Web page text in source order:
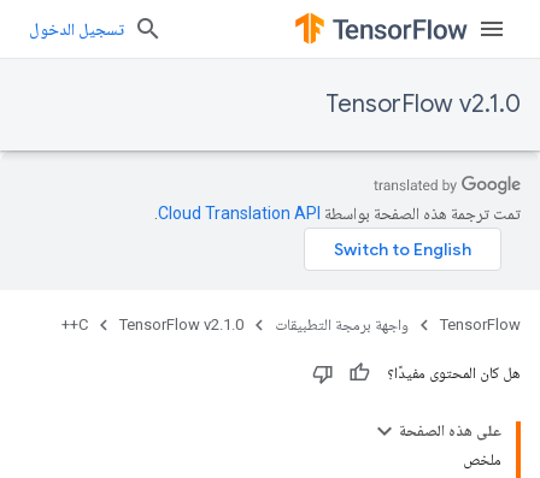
تسجيل الدخول
TensorFlow v2.1.0
تمت ترجمة هذه الصفحة بواسطة Cloud Translation API‏
TensorFlow واجهة برمجة التطبيقات TensorFlow v2.1.0
C++
هل كان المحتوى مفيدًا؟
على هذه الصفحة
ملخص